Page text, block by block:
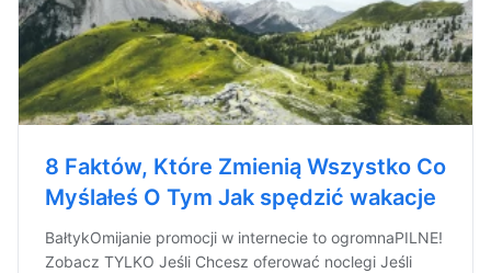
8 Faktów, Które Zmienią Wszystko Co
Myślałeś O Tym Jak spędzić wakacje
BałtykOmijanie promocji w internecie to ogromnaPILNE!
Zobacz TYLKO Jeśli Chcesz oferować noclegi Jeśli